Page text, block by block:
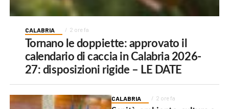
CALABRIA 2 ore fa
Tornano le doppiette: approvato il
calendario di caccia in Calabria 2026-
27: disposizioni rigide – LE DATE
CALABRIA 2 ore fa